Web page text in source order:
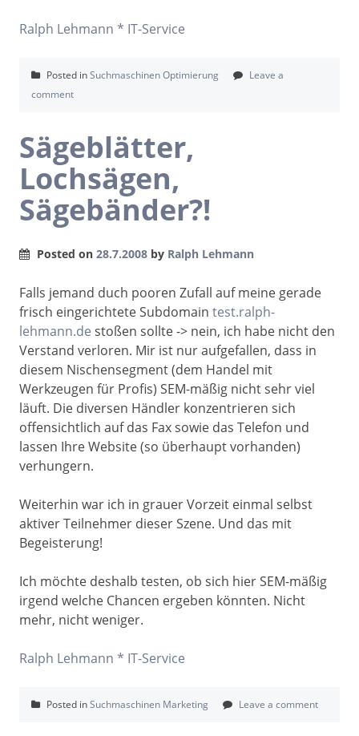
Ralph Lehmann * IT-Service
Posted inSuchmaschinen Optimierung
Leave a
comment
Sägeblätter,
Lochsägen,
Sägebänder?!
Posted on 28.7.2008 by Ralph Lehmann
Falls jemand duch pooren Zufall auf meine gerade
frisch eingerichtete Subdomain test.ralph-
lehmann.de stoßen sollte -> nein, ich habe nicht den
Verstand verloren. Mir ist nur aufgefallen, dass in
diesem Nischensegment (dem Handel mit
Werkzeugen für Profis) SEM-mäßig nicht sehr viel
läuft. Die diversen Händler konzentrieren sich
offensichtlich auf das Fax sowie das Telefon und
lassen Ihre Website (so überhaupt vorhanden)
verhungern.
Weiterhin war ich in grauer Vorzeit einmal selbst
aktiver Teilnehmer dieser Szene. Und das mit
Begeisterung!
Ich möchte deshalb testen, ob sich hier SEM-mäßig
irgend welche Chancen ergeben könnten. Nicht
mehr, nicht weniger.
Ralph Lehmann * IT-Service
Posted inSuchmaschinen Marketing Leave a comment